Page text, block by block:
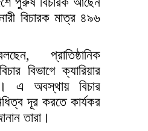
বিচারক মাত্র ৪৯৬
প্রাতিষ্ঠানিক
বিভাগে ক্যারিয়ার
এ অবস্থায় বিচার
দূর করতে কার্যকর
তারা।